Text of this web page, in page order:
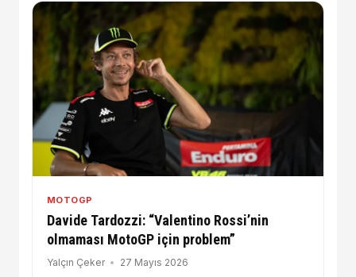
MOTOGP
Davide Tardozzi: “Valentino Rossi’nin
olmaması MotoGP için problem”
Yalçın Çeker 27 Mayıs 2026